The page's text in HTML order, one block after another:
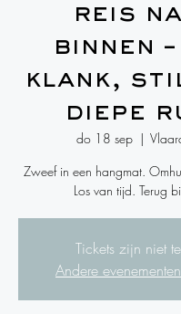
reis
binnen
klank,
diepe
do 18 sep
  |
Zweef in een hangmat.
Los van tijd. Terug
Tickets zijn niet
Andere